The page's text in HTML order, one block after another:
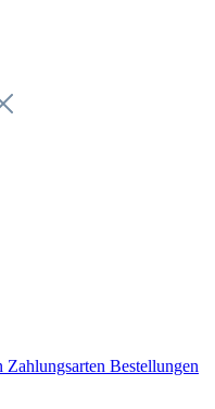
Zahlungsarten Bestellungen